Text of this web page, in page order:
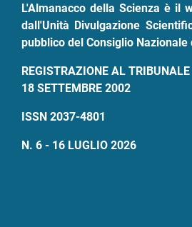
L'Almanacco della Scienza è il
dall'Unità Divulgazione
pubblico del Consiglio Nazionale
REGISTRAZIONE AL
18 SETTEMBRE 2002
ISSN 2037-4801
N. 6 - 16 LUGLIO 2026